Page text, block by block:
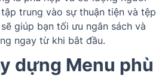
trung vào sự thuận tiện và tệp
giúp bạn tối ưu ngân sách và
ngay từ khi bắt đầu.
dựng Menu phù